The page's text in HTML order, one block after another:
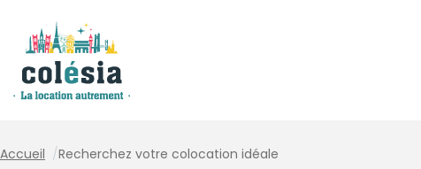
Accueil /Recherchez votre colocation idéale